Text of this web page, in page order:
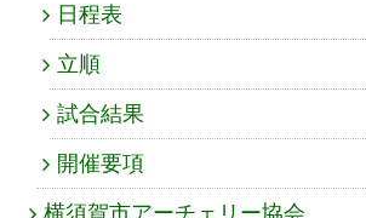
日程表
立順
試合結果
開催要項
横須賀市アーチェリー協会